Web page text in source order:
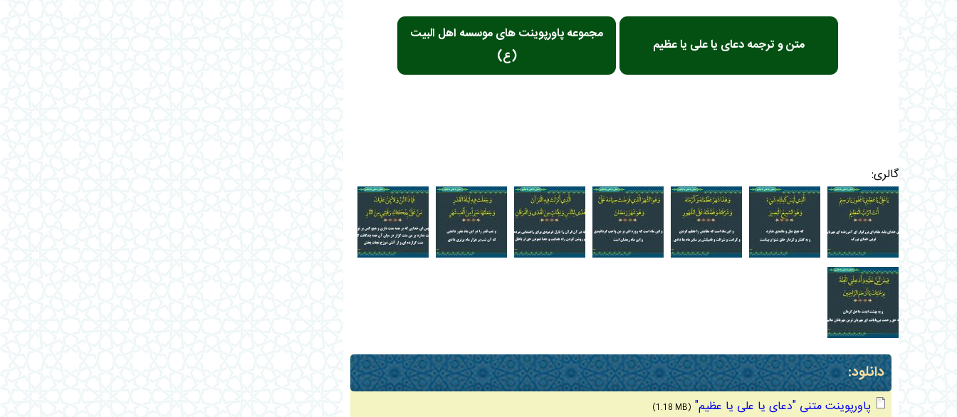
متن و ترجمه دعای یا علی یا عظیم
مجموعه پاورپوینت های موسسه اهل البیت
(ع)
گالری:
دانلود:
پاورپوینت متنی "دعای یا علی یا عظیم" (1.18 MB)